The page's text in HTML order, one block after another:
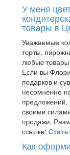
У меня
товары в
Уважаемые
торты,
любые товары
Если вы
подарков и
несомненно
предложений,
своими
продажи.
ссылке:
Как